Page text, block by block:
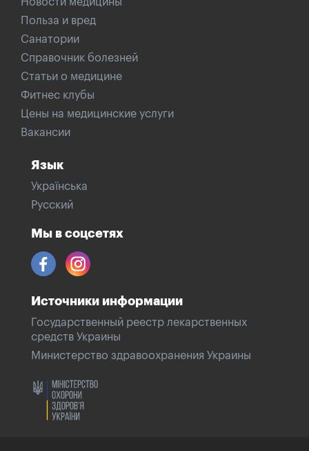
Польза и вред
Санатории
Справочник болезней
Статьи о медицине
Фитнес клубы
Цены на медицинские услуги
Вакансии
Язык
Українська
Русский
Мы в соцсетях
Источники информации
Государственный реестр лекарственных
средств Украины
Министерство здравоохранения Украины